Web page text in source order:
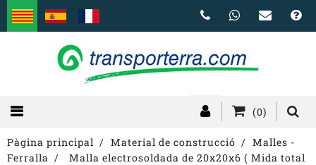
(0)
Pàgina principal Material de construcció
Malles -
Ferralla
Malla electrosoldada de 20x20x6 ( Mida total